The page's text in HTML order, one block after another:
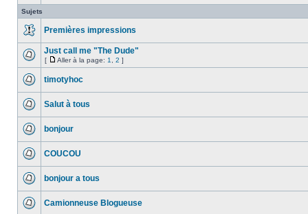
Sujets
Premières impressions
Just call me "The Dude"
[ Aller à la page: 1 2 ]
timotyhoc
Salut à tous
bonjour
COUCOU
bonjour a tous
Camionneuse Blogueuse